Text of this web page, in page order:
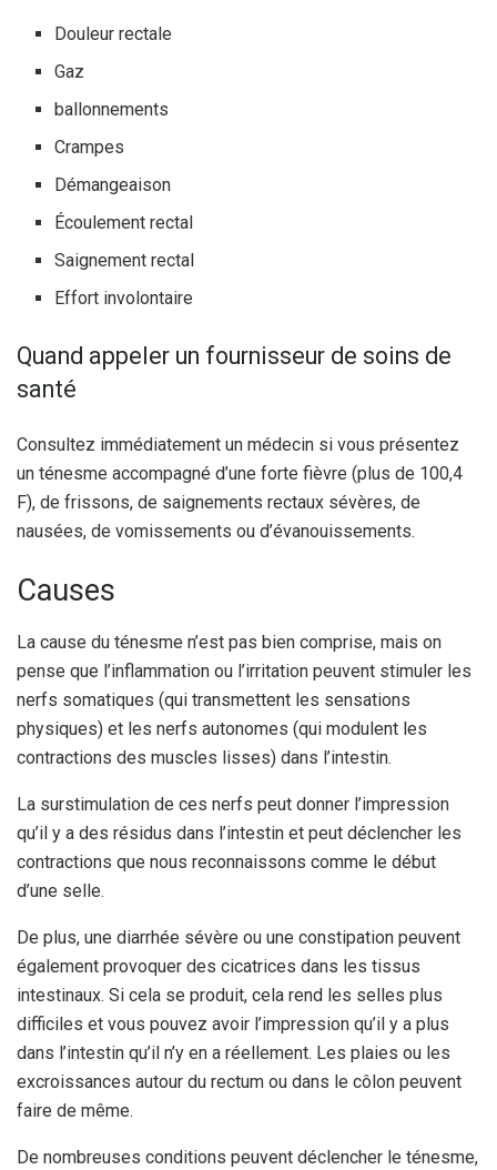
Douleur rectale
Gaz
ballonnements
Crampes
Démangeaison
Écoulement rectal
Saignement rectal
Effort involontaire
Quand appeler un fournisseur de soins de
santé
Consultez immédiatement un médecin si vous présentez
un ténesme accompagné d’une forte fièvre (plus de 100,4
F), de frissons, de saignements rectaux sévères, de
nausées, de vomissements ou d’évanouissements.
Causes
La cause du ténesme n’est pas bien comprise, mais on
pense que l’inflammation ou l’irritation peuvent stimuler les
nerfs somatiques (qui transmettent les sensations
physiques) et les nerfs autonomes (qui modulent les
contractions des muscles lisses) dans l’intestin.
La surstimulation de ces nerfs peut donner l’impression
qu’il y a des résidus dans l’intestin et peut déclencher les
contractions que nous reconnaissons comme le début
d’une selle.
De plus, une diarrhée sévère ou une constipation peuvent
également provoquer des cicatrices dans les tissus
intestinaux. Si cela se produit, cela rend les selles plus
difficiles et vous pouvez avoir l’impression qu’il y a plus
dans l’intestin qu’il n’y en a réellement. Les plaies ou les
excroissances autour du rectum ou dans le côlon peuvent
faire de même.
De nombreuses conditions peuvent déclencher le ténesme,